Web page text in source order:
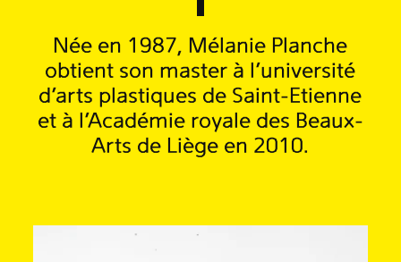
Née en 1987, Mélanie Planche
obtient son master à l’université
d’arts plastiques de Saint-Etienne
et à l’Académie royale des Beaux-
Arts de Liège en 2010.